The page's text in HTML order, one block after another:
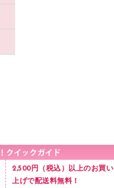
2,500円（税込）以上のお買い
上げで配送料無料！